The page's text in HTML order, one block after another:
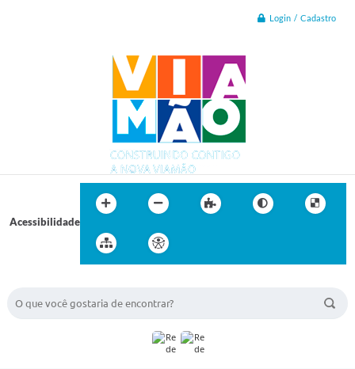
Login / Cadastro
Acessibilidade